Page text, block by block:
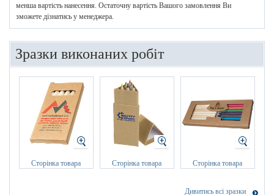
менша вартість нанесення. Остаточну вартість Вашого замовлення Ви
зможете дізнатись у менеджера.
Зразки виконаних робіт
Сторінка товара Сторінка товара Сторінка товара
Дивитись всі зразки